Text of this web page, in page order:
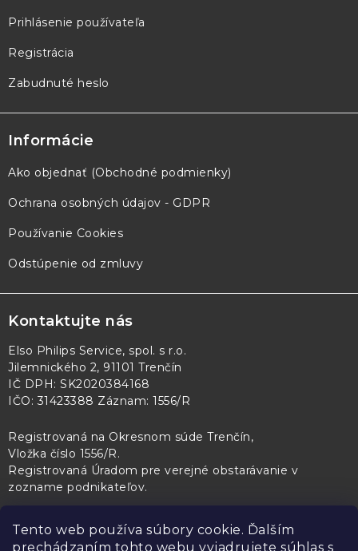
Tento web používa súbory cookie. Ďalším
prechádzaním tohto webu vyjadrujete súhlas s
Prihlásenie používateľa
Registrácia
Zabudnuté heslo
Informácie
Ako objednať (Obchodné podmienky)
Ochrana osobných údajov - GDPR
Používanie Cookies
Odstúpenie od zmluvy
Kontaktujte nás
Elso Philips Service, spol. s r.o.
Jilemnického 2, 91101 Trenčín
IČ DPH: SK2020384168
IČO: 31423388 Záznam: 1556/R
Registrovaná na Okresnom súde Trenčín,
Vložka číslo 1556/R.
Registrovaná Úradom pre verejné obstarávanie v
zozname podnikateľov.
PL Servis Kontroltech Technický skúšobný ústav Piešťany